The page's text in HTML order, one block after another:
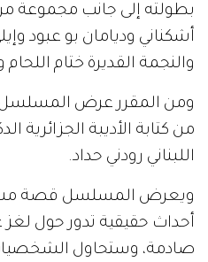
بطولته إلى جانب مجموعة
أشكناني وديامان بو عبود
والنجمة القديرة ختام
ومن المقرر عرض المسلسل
من كتابة الأديبة الجزائرية
اللبناني رودني حداد.
ويعرض المسلسل قصة
أحداث حقيقية تدور حول
صادمة، وستحاول